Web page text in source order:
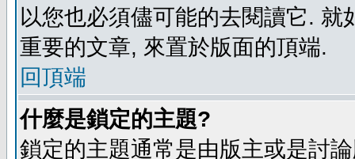
以您也必須儘可能的去閱讀它.
重要的文章, 來置於版面的頂端.
回頂端
什麼是鎖定的主題?
鎖定的主題通常是由版主或是討